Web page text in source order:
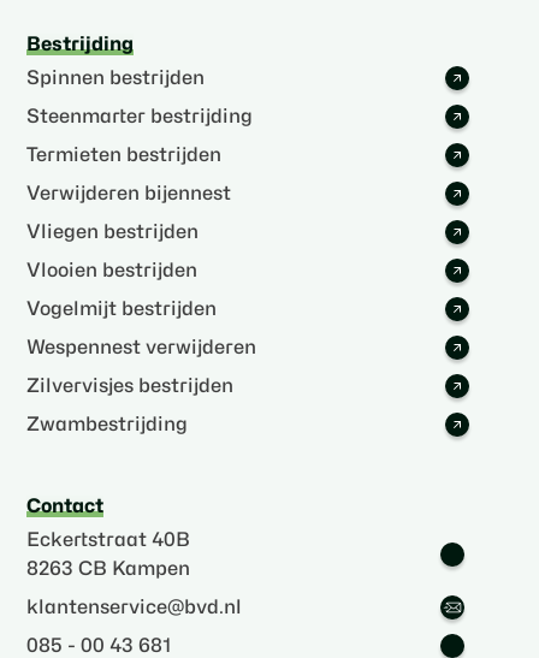
Bestrijding
Spinnen bestrijden
Steenmarter bestrijding
Termieten bestrijden
Verwijderen bijennest
Vliegen bestrijden
Vlooien bestrijden
Vogelmijt bestrijden
Wespennest verwijderen
Zilvervisjes bestrijden
Zwambestrijding
Contact
Eckertstraat 40B
8263 CB Kampen
klantenservice@bvd.nl
085 - 00 43 681